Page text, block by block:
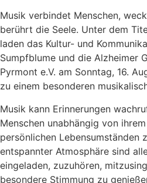
Musik verbindet Menschen,
berührt die Seele. Unter dem
laden das Kultur- und
Sumpfblume und die Alzheimer
Pyrmont e.V. am Sonntag, 16.
zu einem besonderen
Musik kann Erinnerungen
Menschen unabhängig von
persönlichen Lebensumständen
entspannter Atmosphäre sind
eingeladen, zuzuhören,
besondere Stimmung zu